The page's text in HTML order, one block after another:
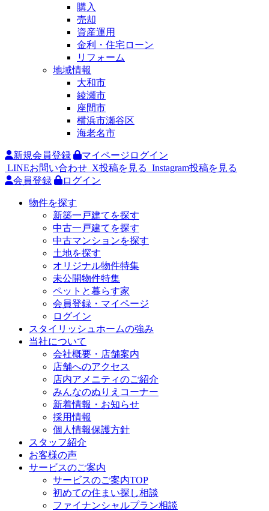
購入
売却
資産運用
金利・住宅ローン
リフォーム
地域情報
大和市
綾瀬市
座間市
横浜市瀬谷区
海老名市
新規会員登録
マイページログイン
LINEお問い合わせ X投稿を見る Instagram投稿を見る
会員登録
ログイン
物件を探す
新築一戸建てを探す
中古一戸建てを探す
中古マンションを探す
土地を探す
オリジナル物件特集
未公開物件特集
ペットと暮らす家
会員登録・マイページ
ログイン
スタイリッシュホームの強み
当社について
会社概要・店舗案内
店舗へのアクセス
店内アメニティのご紹介
みんなのぬりえコーナー
新着情報・お知らせ
採用情報
個人情報保護方針
スタッフ紹介
お客様の声
サービスのご案内
サービスのご案内TOP
初めての住まい探し相談
ファイナンシャルプラン相談